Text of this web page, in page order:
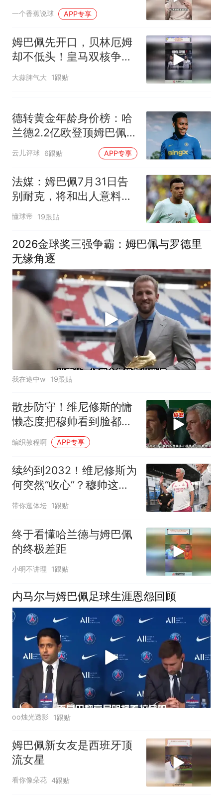
路？
一个香蕉说球 APP专享
姆巴佩先开口，贝林厄姆
却不低头！皇马双核争第
一
大蒜脾气大 1跟贴
德转黄金年龄身价榜：哈
兰德2.2亿欧登顶姆巴佩第
二，00后新星强势崛起
云儿评球 6跟贴 APP专享
法媒：姆巴佩7月31日告
别耐克，将和出人意料的
新品牌签约
懂球帝 19跟贴
2026金球奖三强争霸：姆巴佩与罗德里
无缘角逐
我在途中w 19跟贴
散步防守！维尼修斯的慵
懒态度把穆帅看到脸都黑
了
编织教程啊 APP专享
续约到2032！维尼修斯为
何突然“收心”？穆帅这步
棋太狠了皇马官宣维尼修
出，球迷圈炸了锅
带你逛体坛 1跟贴
终于看懂哈兰德与姆巴佩
的终极差距
小明不讲理 1跟贴
内马尔与姆巴佩足球生涯恩怨回顾
oo烛光透影 1跟贴
姆巴佩新女友是西班牙顶
流女星
看你像朵花 4跟贴